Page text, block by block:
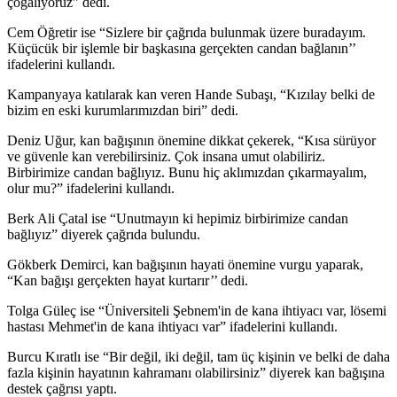
Cem Öğretir ise “Sizlere bir çağrıda bulunmak üzere buradayım.
Küçücük bir işlemle bir başkasına gerçekten candan bağlanın’’
ifadelerini kullandı.
Kampanyaya katılarak kan veren Hande Subaşı, “Kızılay belki de
bizim en eski kurumlarımızdan biri” dedi.
Deniz Uğur, kan bağışının önemine dikkat çekerek, “Kısa sürüyor
ve güvenle kan verebilirsiniz. Çok insana umut olabiliriz.
Birbirimize candan bağlıyız. Bunu hiç aklımızdan çıkarmayalım,
olur mu?” ifadelerini kullandı.
Berk Ali Çatal ise “Unutmayın ki hepimiz birbirimize candan
bağlıyız” diyerek çağrıda bulundu.
Gökberk Demirci, kan bağışının hayati önemine vurgu yaparak,
“Kan bağışı gerçekten hayat kurtarır’’ dedi.
Tolga Güleç ise “Üniversiteli Şebnem'in de kana ihtiyacı var, lösemi
hastası Mehmet'in de kana ihtiyacı var” ifadelerini kullandı.
Burcu Kıratlı ise “Bir değil, iki değil, tam üç kişinin ve belki de daha
fazla kişinin hayatının kahramanı olabilirsiniz” diyerek kan bağışına
destek çağrısı yaptı.